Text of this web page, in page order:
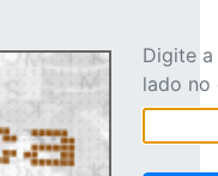
Digite
lado no